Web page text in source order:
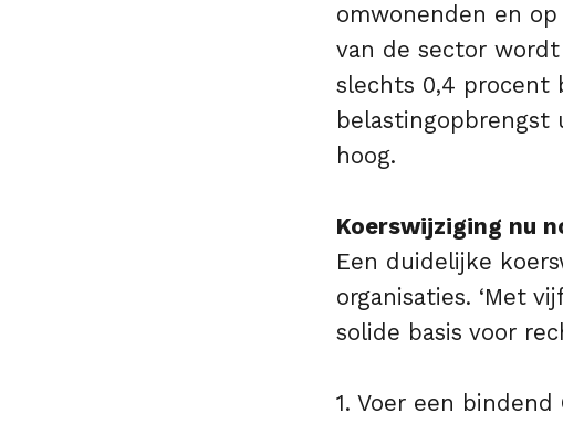
omwonenden en
van de sector
slechts 0,4 procent
belastingopbrengst
hoog.
Koerswijziging nu
Een duidelijke
organisaties. ‘Met
solide basis voor
1. Voer een